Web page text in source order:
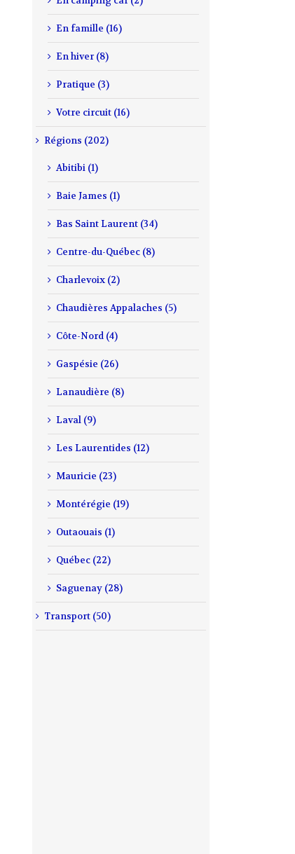
En famille (16)
En hiver (8)
Pratique (3)
Votre circuit (16)
Régions (202)
Abitibi (1)
Baie James (1)
Bas Saint Laurent (34)
Centre-du-Québec (8)
Charlevoix (2)
Chaudières Appalaches (5)
Côte-Nord (4)
Gaspésie (26)
Lanaudière (8)
Laval (9)
Les Laurentides (12)
Mauricie (23)
Montérégie (19)
Outaouais (1)
Québec (22)
Saguenay (28)
Transport (50)